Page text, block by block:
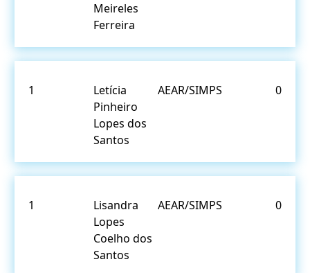
Meireles
Ferreira
1
Letícia
Pinheiro
Lopes dos
Santos
AEAR/SIMPS 0
1
Lisandra
Lopes
Coelho dos
Santos
AEAR/SIMPS 0